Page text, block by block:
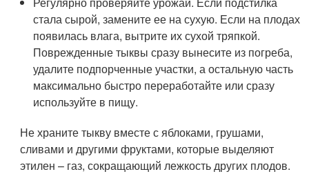
стала сырой, замените ее на сухую. Если на плодах
появилась влага, вытрите их сухой тряпкой.
Поврежденные тыквы сразу вынесите из погреба,
удалите подпорченные участки, а остальную часть
максимально быстро переработайте или сразу
используйте в пищу.
Не храните тыкву вместе с яблоками, грушами,
сливами и другими фруктами, которые выделяют
этилен – газ, сокращающий лежкость других плодов.